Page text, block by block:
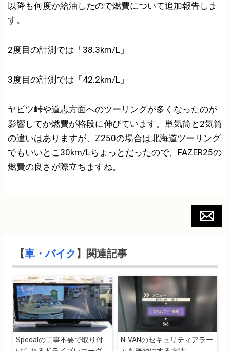
以降も何度か給油したので燃費について追加報告しま
す。
2度目の計測では「38.3km/L」
3度目の計測では「42.2km/L」
ヤビツ峠や道志方面へのツーリングが多くなったのが
影響してか燃費が格段に伸びています。単気筒と2気筒
の違いはありますが、Z250の場合は北海道ツーリング
でもいいとこ30km/Lちょっとだったので、FAZER25の
燃費の良さが際立ちますね。
【車・バイク 】関連記事
Spedalの工事不要で取り付
N-VANのセキュリティアラー